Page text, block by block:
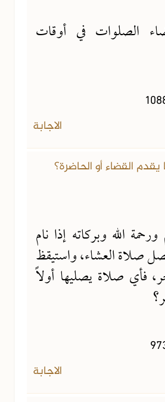
الصلوات في أوقات
الاجابة
القضاء أو الحاضرة؟
الله وبركاته إذا نام
صلاة العشاء، واستيقظ
فأي صلاة يصليها أولاً
الاجابة